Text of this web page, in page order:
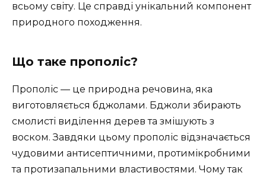
всьому світу. Це справді унікальний компонент
природного походження.
Що таке прополіс?
Прополіс — це природна речовина, яка
виготовляється бджолами. Бджоли збирають
смолисті виділення дерев та змішують з
воском. Завдяки цьому прополіс відзначається
чудовими антисептичними, протимікробними
та протизапальними властивостями. Чому так